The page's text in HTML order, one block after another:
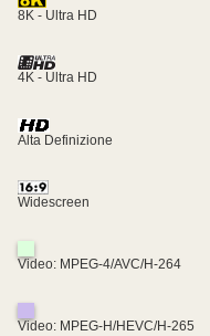
8K - Ultra HD
4K - Ultra HD
Alta Definizione
Widescreen
Video: MPEG-4/AVC/H-264
Video: MPEG-H/HEVC/H-265